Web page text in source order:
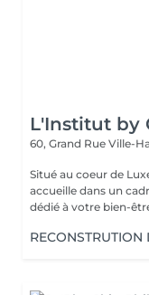
L'Institut by
60, Grand Rue Ville-
Situé au coeur de
accueille dans un
RECONSTRUTION